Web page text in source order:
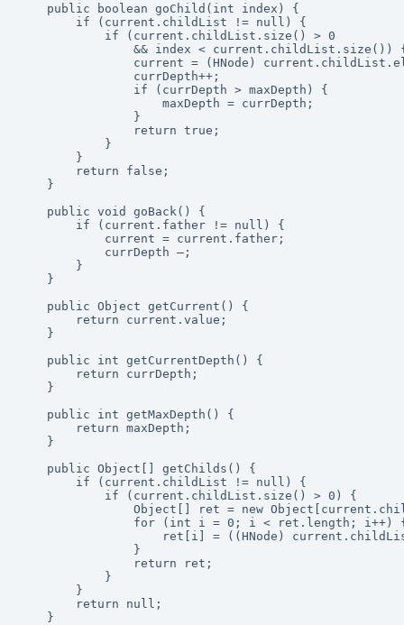
    public boolean goChild(int index) {
        if (current.childList != null) {
            if (current.childList.size() > 0
&& index < current.childList.size())
current = (HNode)
                currDepth++;
                if (currDepth > maxDepth) {
                    maxDepth = currDepth;
                }
                return true;
            }
        }
        return false;
    }
    public void goBack() {
        if (current.father != null) {
            current = current.father;
            currDepth –;
        }
    }
    public Object getCurrent() {
        return current.value;
    }
    public int getCurrentDepth() {
        return currDepth;
    }
    public int getMaxDepth() {
        return maxDepth;
    }
    public Object[] getChilds() {
        if (current.childList != null) {
            if (current.childList.size() > 0) {
Object[] ret = new
for (int i = 0; i < ret.length; i++)
ret[i] = ((HNode)
                }
                return ret;
            }
        }
        return null;
    }